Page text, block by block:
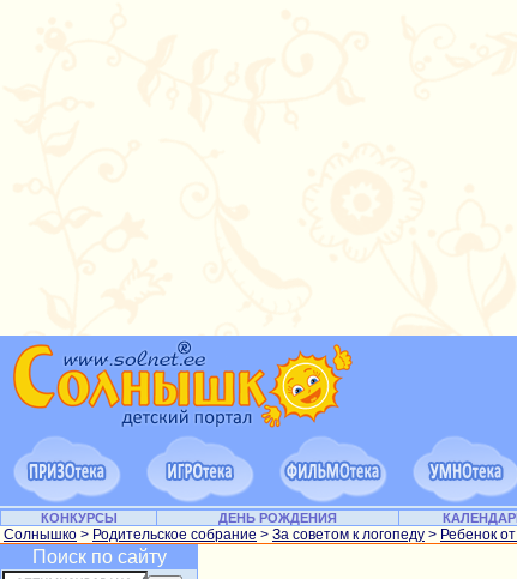
КОНКУРСЫ ДЕНЬ РОЖДЕНИЯ
Солнышко > Родительское собрание > За советом к логопеду > Ребенок
Поиск по сайту